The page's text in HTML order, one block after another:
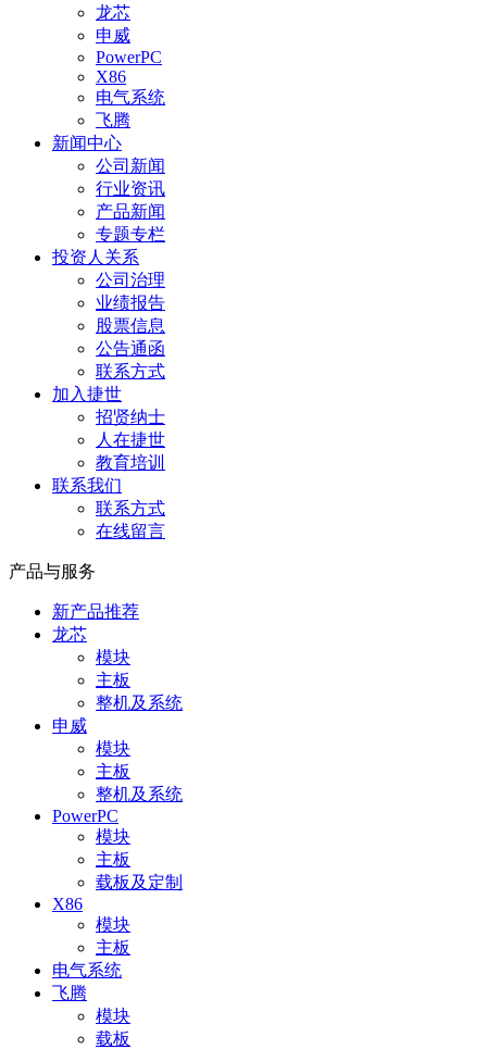
龙芯
申威
PowerPC
X86
电气系统
飞腾
新闻中心
公司新闻
行业资讯
产品新闻
专题专栏
投资人关系
公司治理
业绩报告
股票信息
公告通函
联系方式
加入捷世
招贤纳士
人在捷世
教育培训
联系我们
联系方式
在线留言
产品与服务
新产品推荐
龙芯
模块
主板
整机及系统
申威
模块
主板
整机及系统
PowerPC
模块
主板
载板及定制
X86
模块
主板
电气系统
飞腾
模块
载板